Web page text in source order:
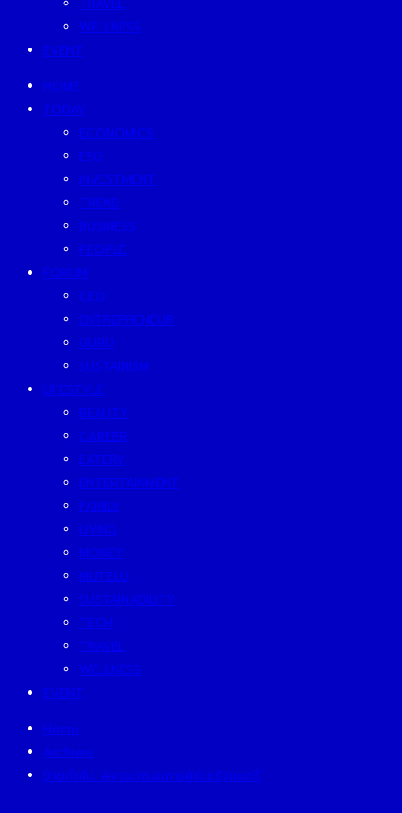
TRAVEL
WELLNESS
EVENT
HOME
TODAY
ECONOMICS
ESG
INVESTMENT
TREND
BUSINESS
PEOPLE
FORUM
CEO
ENTREPRENEUR
GURU
SUSTAINISM
LIFESTYLE
BEAUTY
CAREER
EATERY
ENTERTAINMENT
FAMILY
LIVING
MONEY
MUTELU
SUSTAINABILITY
TECH
TRAVEL
WELLNESS
EVENT
Home
Archives
ป้ายกำกับ: #คณะกรรมการผู้ช่วยรัฐมนตรี